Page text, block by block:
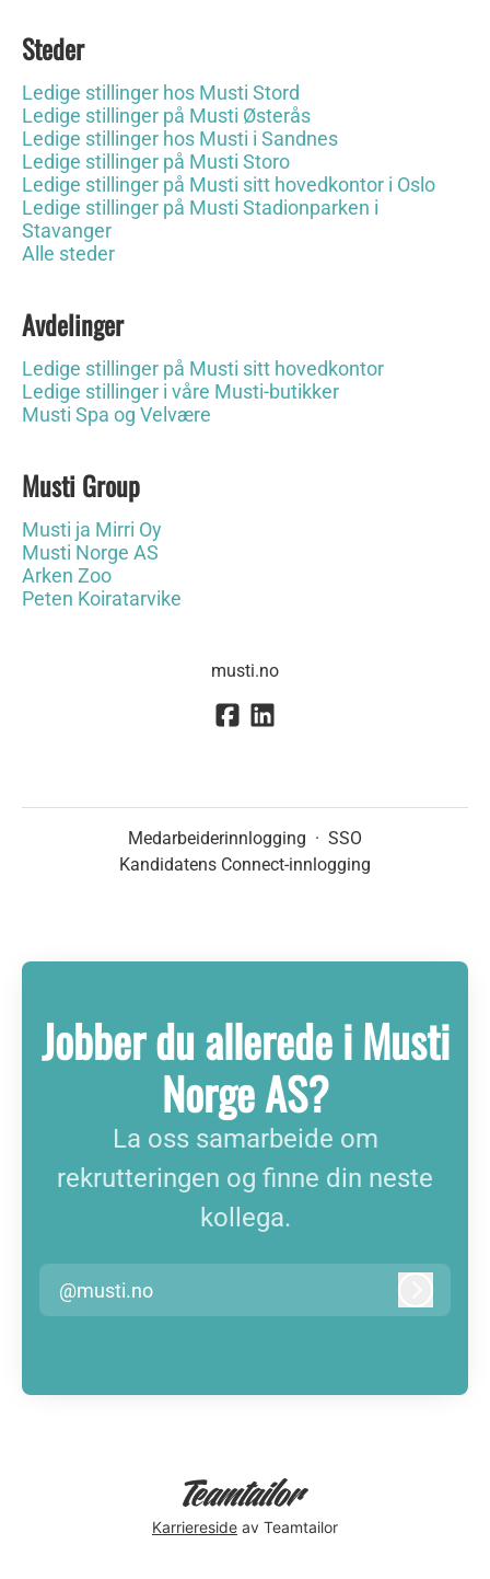
Steder
Ledige stillinger hos Musti Stord
Ledige stillinger på Musti Østerås
Ledige stillinger hos Musti i Sandnes
Ledige stillinger på Musti Storo
Ledige stillinger på Musti sitt hovedkontor i Oslo
Ledige stillinger på Musti Stadionparken i
Stavanger
Alle steder
Avdelinger
Ledige stillinger på Musti sitt hovedkontor
Ledige stillinger i våre Musti-butikker
Musti Spa og Velvære
Musti Group
Musti ja Mirri Oy
Musti Norge AS
Arken Zoo
Peten Koiratarvike
musti.no
Medarbeiderinnlogging · SSO
Kandidatens Connect-innlogging
Jobber du allerede i Musti
Norge AS?
La oss samarbeide om
rekrutteringen og finne din neste
kollega.
@musti.no
Karriereside av Teamtailor